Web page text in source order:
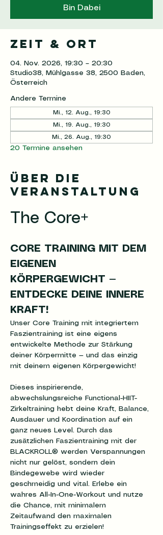
Bin Dabei
Zeit & Ort
04. Nov. 2026, 19:30 – 20:30
Studio38, Mühlgasse 38, 2500 Baden,
Österreich
Andere Termine
Mi., 12. Aug., 19:30
Mi., 19. Aug., 19:30
Mi., 26. Aug., 19:30
20 Termine ansehen
Über die
Veranstaltung
The Core+
CORE TRAINING MIT DEM
EIGENEN
KÖRPERGEWICHT —
ENTDECKE DEINE INNERE
KRAFT!
Unser Core Training mit integriertem
Faszientraining ist eine eigens
entwickelte Methode zur Stärkung
deiner Körpermitte — und das einzig
mit deinem eigenen Körpergewicht!
Dieses inspirierende,
abwechslungsreiche Functional-HIIT-
Zirkeltraining hebt deine Kraft, Balance,
Ausdauer und Koordination auf ein
ganz neues Level. Durch das
zusätzlichen Faszientraining mit der
BLACKROLL® werden Verspannungen
nicht nur gelöst, sondern dein
Bindegewebe wird wieder
geschmeidig und vital. Erlebe ein
wahres All-In-One-Workout und nutze
die Chance, mit minimalem
Zeitaufwand den maximalen
Trainingseffekt zu erzielen!